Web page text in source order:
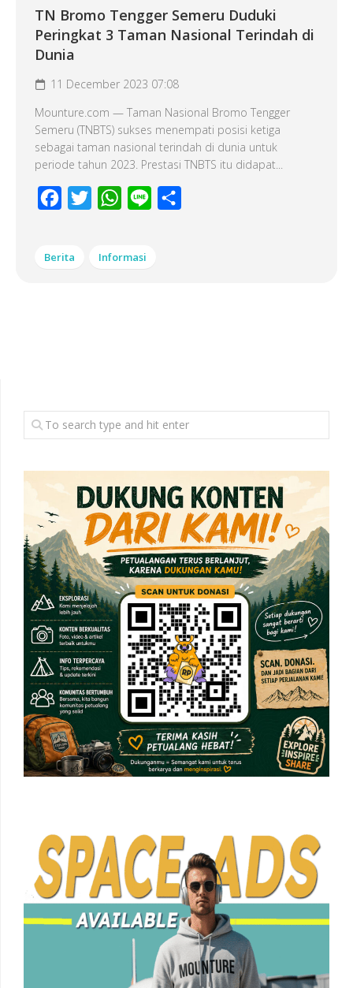
TN Bromo Tengger Semeru Duduki
Peringkat 3 Taman Nasional Terindah di
Dunia
11 December 2023 07:08
Mounture.com — Taman Nasional Bromo Tengger
Semeru (TNBTS) sukses menempati posisi ketiga
sebagai taman nasional terindah di dunia untuk
periode tahun 2023. Prestasi TNBTS itu didapat...
Facebook
Twitter WhatsApp
Line
Berita Informasi